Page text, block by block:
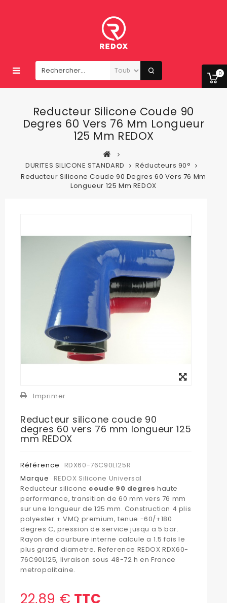
0
Reducteur Silicone Coude 90
Degres 60 Vers 76 Mm Longueur
125 Mm REDOX
DURITES SILICONE STANDARD
Réducteurs 90°
Reducteur Silicone Coude 90 Degres 60 Vers 76 Mm
Longueur 125 Mm REDOX
Imprimer
Reducteur silicone coude 90
degres 60 vers 76 mm longueur 125
mm REDOX
Référence
RDX60-76C90L125R
Marque
REDOX Silicone Universal
Reducteur silicone coude 90 degres haute
performance, transition de 60 mm vers 76 mm
sur une longueur de 125 mm. Construction 4 plis
polyester + VMQ premium, tenue -60/+180
degres C, pression de service jusqu a 5 bar.
Rayon de courbure interne calcule a 1.5 fois le
plus grand diametre. Reference REDOX RDX60-
76C90L125, livraison sous 48-72 h en France
metropolitaine.
22,89 € TTC